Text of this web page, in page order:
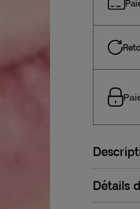
Détails